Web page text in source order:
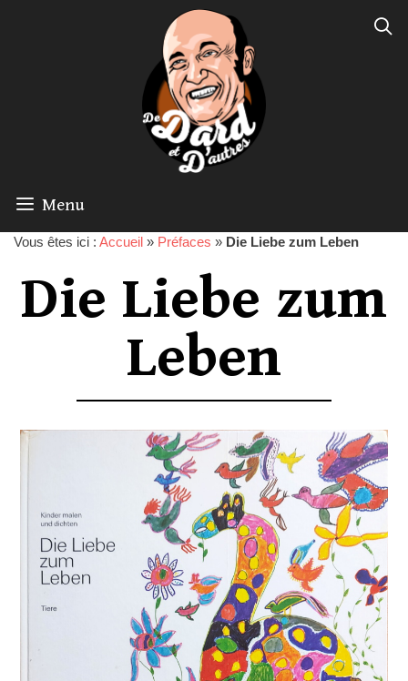
Menu
Vous êtes ici : Accueil » Préfaces » Die Liebe zum Leben
Die Liebe zum
Leben